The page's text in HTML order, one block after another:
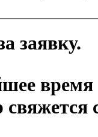
заявку.
время
свяжется